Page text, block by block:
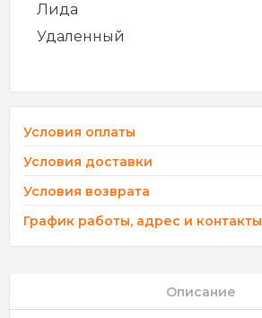
Лида
Удаленный
Условия оплаты
Условия доставки
Условия возврата
График работы, адрес и контакты
Описание